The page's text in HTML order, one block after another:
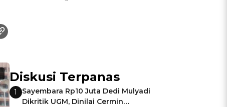
Diskusi Terpanas
1
Sayembara Rp10 Juta Dedi Mulyadi
Dikritik UGM, Dinilai Cermin